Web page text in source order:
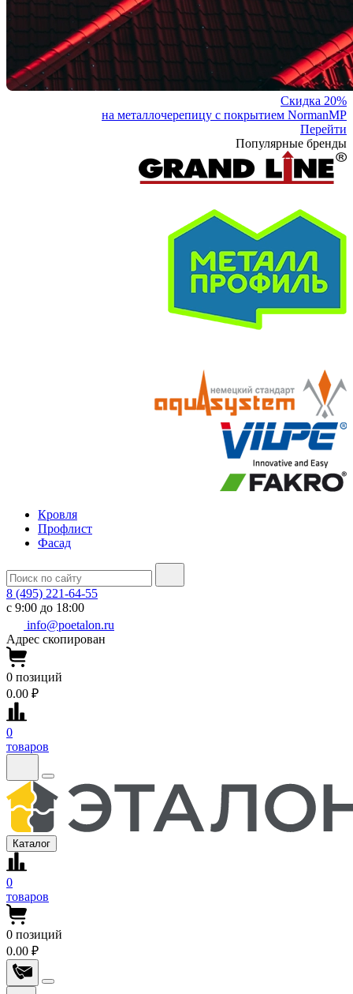
Скидка 20%
на металлочерепицу с покрытием NormanMP
Перейти
Популярные бренды
Кровля
Профлист
Фасад
8 (495) 221-64-55
с 9:00 до 18:00
info@poetalon.ru
Адрес скопирован
0 позиций
0.00 ₽
0
товаров
Каталог
0
товаров
0 позиций
0.00 ₽